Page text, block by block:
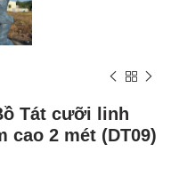
Tát cưỡi linh
cao 2 mét (DT09)